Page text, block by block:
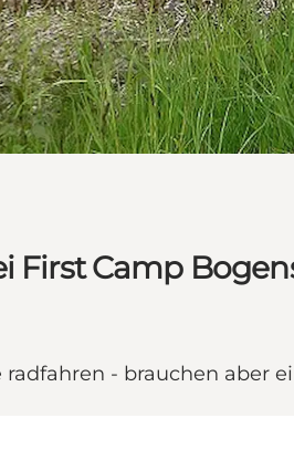
First Camp
- brauchen aber